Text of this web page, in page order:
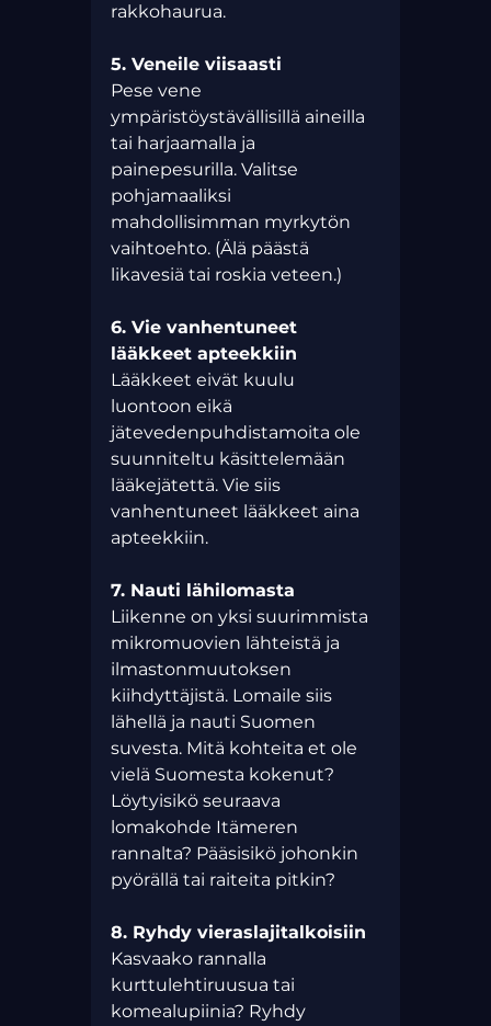
rakkohaurua.
5. Veneile viisaasti
Pese vene
ympäristöystävällisillä aineilla
tai harjaamalla ja
painepesurilla. Valitse
pohjamaaliksi
mahdollisimman myrkytön
vaihtoehto. (Älä päästä
likavesiä tai roskia veteen.)
6. Vie vanhentuneet
lääkkeet apteekkiin
Lääkkeet eivät kuulu
luontoon eikä
jätevedenpuhdistamoita ole
suunniteltu käsittelemään
lääkejätettä. Vie siis
vanhentuneet lääkkeet aina
apteekkiin.
7. Nauti lähilomasta
Liikenne on yksi suurimmista
mikromuovien lähteistä ja
ilmastonmuutoksen
kiihdyttäjistä. Lomaile siis
lähellä ja nauti Suomen
suvesta. Mitä kohteita et ole
vielä Suomesta kokenut?
Löytyisikö seuraava
lomakohde Itämeren
rannalta? Pääsisikö johonkin
pyörällä tai raiteita pitkin?
8. Ryhdy vieraslajitalkoisiin
Kasvaako rannalla
kurttulehtiruusua tai
komealupiinia? Ryhdy